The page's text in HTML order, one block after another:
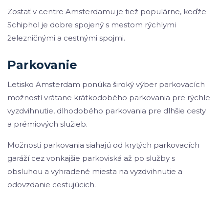
Zostať v centre Amsterdamu je tiež populárne, keďže
Schiphol je dobre spojený s mestom rýchlymi
železničnými a cestnými spojmi.
Parkovanie
Letisko Amsterdam ponúka široký výber parkovacích
možností vrátane krátkodobého parkovania pre rýchle
vyzdvihnutie, dlhodobého parkovania pre dlhšie cesty
a prémiových služieb.
Možnosti parkovania siahajú od krytých parkovacích
garáží cez vonkajšie parkoviská až po služby s
obsluhou a vyhradené miesta na vyzdvihnutie a
odovzdanie cestujúcich.